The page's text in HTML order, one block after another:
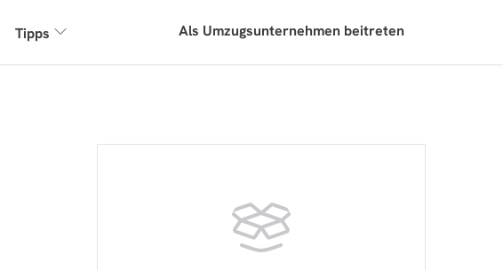
Tipps Als Umzugsunternehmen beitreten